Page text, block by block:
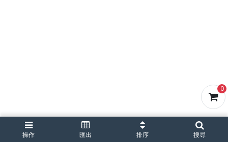
0
操作 匯出 排序 搜尋